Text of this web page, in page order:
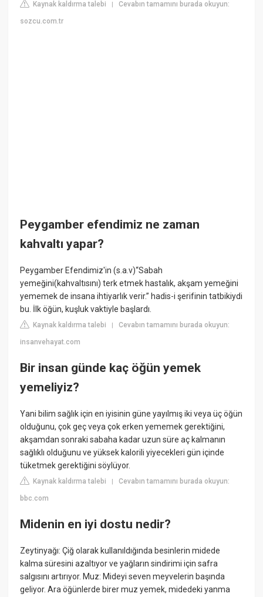
Kaynak kaldırma talebi |Cevabın tamamını burada okuyun:
sozcu.com.tr
Peygamber efendimiz ne zaman
kahvaltı yapar?
Peygamber Efendimiz'in (s.a.v)“Sabah
yemeğini(kahvaltısını) terk etmek hastalık, akşam yemeğini
yememek de insana ihtiyarlık verir.” hadis-i şerifinin tatbikiydi
bu. İlk öğün, kuşluk vaktiyle başlardı.
Kaynak kaldırma talebi |Cevabın tamamını burada okuyun:
insanvehayat.com
Bir insan günde kaç öğün yemek
yemeliyiz?
Yani bilim sağlık için en iyisinin güne yayılmış iki veya üç öğün
olduğunu, çok geç veya çok erken yememek gerektiğini,
akşamdan sonraki sabaha kadar uzun süre aç kalmanın
sağlıklı olduğunu ve yüksek kalorili yiyecekleri gün içinde
tüketmek gerektiğini söylüyor.
Kaynak kaldırma talebi |Cevabın tamamını burada okuyun:
bbc.com
Midenin en iyi dostu nedir?
Zeytinyağı: Çiğ olarak kullanıldığında besinlerin midede
kalma süresini azaltıyor ve yağların sindirimi için safra
salgısını artırıyor. Muz: Mideyi seven meyvelerin başında
geliyor. Ara öğünlerde birer muz yemek, midedeki yanma